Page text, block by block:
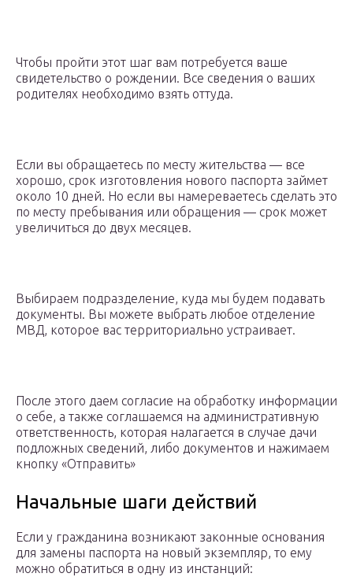
Чтобы пройти этот шаг вам потребуется ваше
свидетельство о рождении. Все сведения о ваших
родителях необходимо взять оттуда.
Если вы обращаетесь по месту жительства — все
хорошо, срок изготовления нового паспорта займет
около 10 дней. Но если вы намереваетесь сделать это
по месту пребывания или обращения — срок может
увеличиться до двух месяцев.
Выбираем подразделение, куда мы будем подавать
документы. Вы можете выбрать любое отделение
МВД, которое вас территориально устраивает.
После этого даем согласие на обработку информации
о себе, а также соглашаемся на административную
ответственность, которая налагается в случае дачи
подложных сведений, либо документов и нажимаем
кнопку «Отправить»
Начальные шаги действий
Если у гражданина возникают законные основания
для замены паспорта на новый экземпляр, то ему
можно обратиться в одну из инстанций: